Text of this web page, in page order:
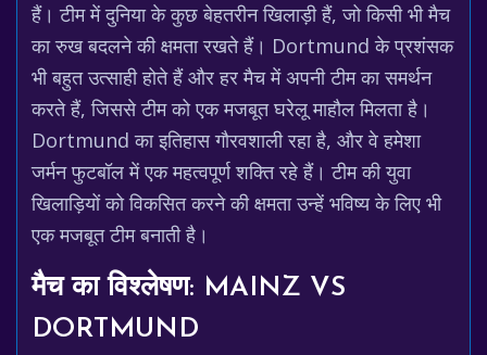
हैं। टीम में दुनिया के कुछ बेहतरीन खिलाड़ी हैं, जो किसी भी मैच
का रुख बदलने की क्षमता रखते हैं। Dortmund के प्रशंसक
भी बहुत उत्साही होते हैं और हर मैच में अपनी टीम का समर्थन
करते हैं, जिससे टीम को एक मजबूत घरेलू माहौल मिलता है।
Dortmund का इतिहास गौरवशाली रहा है, और वे हमेशा
जर्मन फुटबॉल में एक महत्वपूर्ण शक्ति रहे हैं। टीम की युवा
खिलाड़ियों को विकसित करने की क्षमता उन्हें भविष्य के लिए भी
एक मजबूत टीम बनाती है।
मैच का विश्लेषण: MAINZ VS
DORTMUND